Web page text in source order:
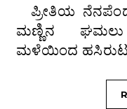
ಪ್ರೀತಿಯ ನೆನಪೆಂದರೆ ವೈಶಾಖದ ಮೊದಲ ಮಳೆಯ
ಮಣ್ಣಿನ
ಮಳೆಯಿಂದ